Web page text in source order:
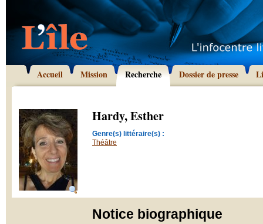
Accueil Mission Recherche Dossier de presse
Hardy, Esther
Genre(s) littéraire(s) :
Théâtre
Notice biographique